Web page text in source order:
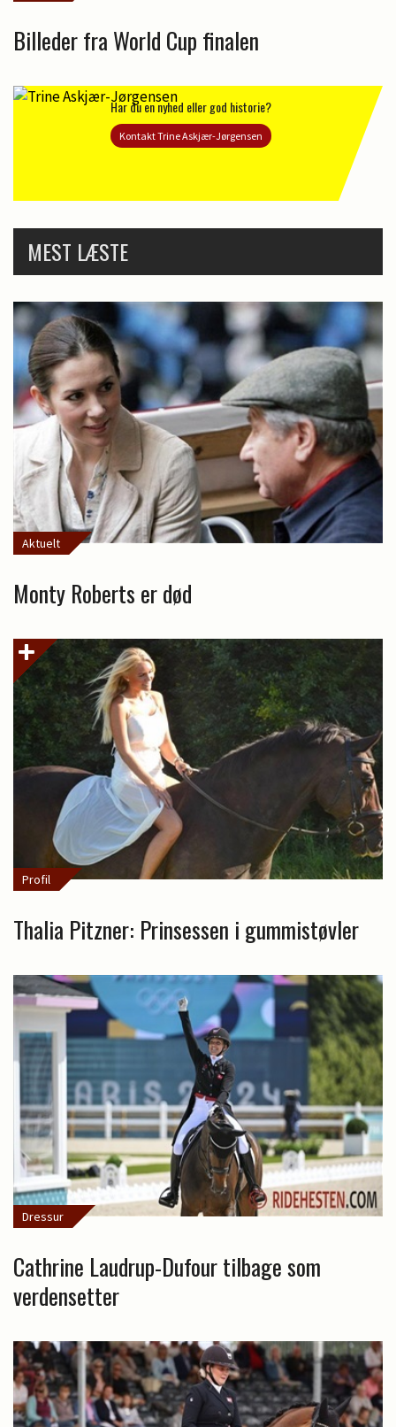
Billeder fra World Cup finalen
Har du en nyhed eller god historie?
Kontakt Trine Askjær-Jørgensen
MEST LÆSTE
Aktuelt
Monty Roberts er død
Profil
Thalia Pitzner: Prinsessen i gummistøvler
Dressur
Cathrine Laudrup-Dufour tilbage som
verdensetter